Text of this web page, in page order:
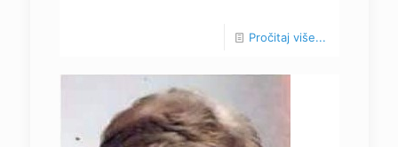
Pročitaj više...